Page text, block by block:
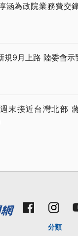
涵為政院業務費交
規9月上路 陸委會示
末接近台灣北部
分類